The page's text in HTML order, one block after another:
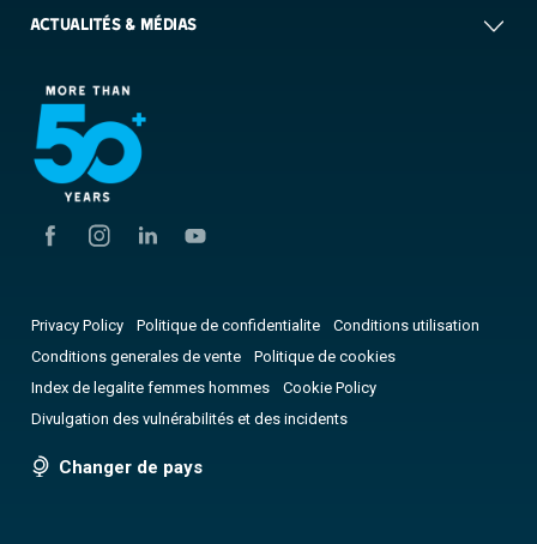
ACTUALITÉS & MÉDIAS
Privacy Policy Politique de confidentialite
Conditions utilisation
Conditions generales de vente
Politique de cookies
Index de legalite femmes hommes
Cookie Policy
Divulgation des vulnérabilités et des incidents
Changer de pays